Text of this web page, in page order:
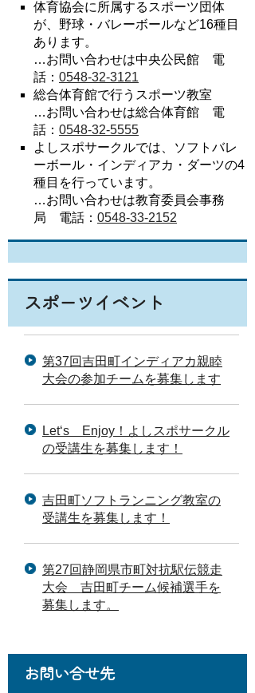
体育協会に所属するスポーツ団体
が、野球・バレーボールなど16種目
あります。
…お問い合わせは中央公民館 電
話： 0548-32-3121
総合体育館で行うスポーツ教室
…お問い合わせは総合体育館 電
話： 0548-32-5555
よしスポサークルでは、ソフトバレ
ーボール・インディアカ・ダーツの4
種目を行っています。
…お問い合わせは教育委員会事務
局 電話： 0548-33-2152
スポーツイベント
第37回吉田町インディアカ親睦
大会の参加チームを募集します
Let‘s Enjoy！よしスポサークル
の受講生を募集します！
吉田町ソフトランニング教室の
受講生を募集します！
第27回静岡県市町対抗駅伝競走
大会 吉田町チーム候補選手を
募集します。
お問い合せ先